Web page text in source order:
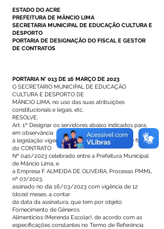
ESTADO DO ACRE
PREFEITURA DE MÂNCIO LIMA
SECRETARIA MUNICIPAL DE EDUCAÇÃO CULTURA E
DESPORTO
PORTARIA DE DESIGNAÇÃO DO FISCAL E GESTOR
DE CONTRATOS
PORTARIA N° 013 DE 16 MARÇO DE 2023
O SECRETÁRIO MUNICIPAL DE EDUCAÇÃO
CULTURA E DESPORTO DE
MÂNCIO LIMA, no uso das suas atribuições
constitucionais e legais, etc.
RESOLVE:
Art. 1º Designar os servidores abaixo indicados para,
em observância
à legislação vigente, atuarem como gestores e fiscais
do CONTRATO
Nº 040/2023 celebrado entre a Prefeitura Municipal
de Mâncio Lima, e
a Empresa F. ALMEIDA DE OLIVEIRA, Processo PMML
nº 07/2023,
assinado no dia 16/03/2023 com vigência de 12
(doze) meses, a contar
da data da assinatura, que tem por objeto
Fornecimento de Gêneros
Alimentícios (Merenda Escolar), de acordo com as
especificações constantes no Termo de Referência